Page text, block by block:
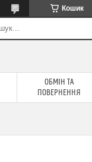
Кошик
ОБМІН ТА
ПОВЕРНЕННЯ